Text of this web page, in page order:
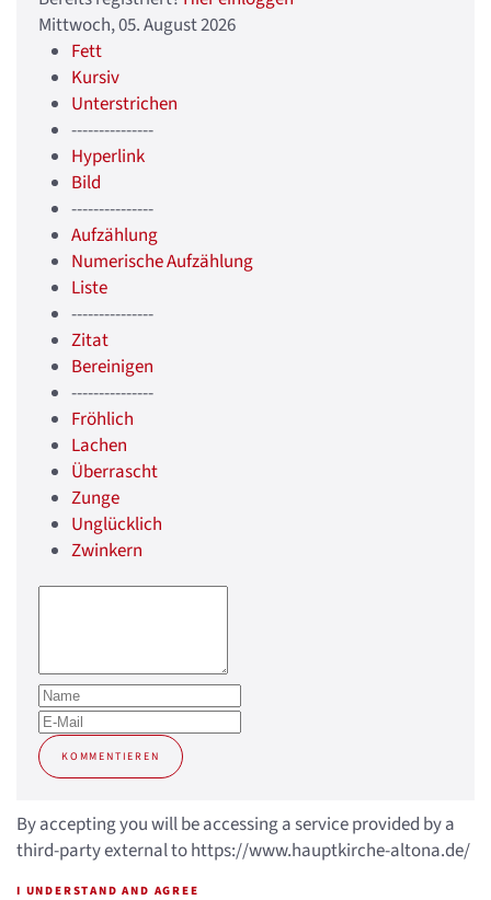
Mittwoch, 05. August 2026
Fett
Kursiv
Unterstrichen
---------------
Hyperlink
Bild
---------------
Aufzählung
Numerische Aufzählung
Liste
---------------
Zitat
Bereinigen
---------------
Fröhlich
Lachen
Überrascht
Zunge
Unglücklich
Zwinkern
KOMMENTIEREN
By accepting you will be accessing a service provided by a
third-party external to https://www.hauptkirche-altona.de/
I UNDERSTAND AND AGREE